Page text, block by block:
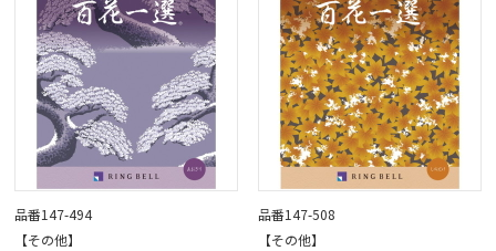
品番147-494
【その他】
品番147-508
【その他】